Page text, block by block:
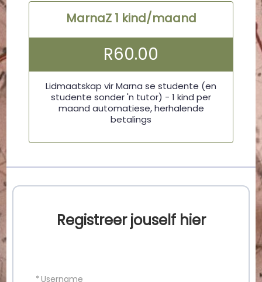
MarnaZ 1 kind/maand
R60.00
Lidmaatskap vir Marna se studente (en
studente sonder 'n tutor) - 1 kind per
maand automatiese, herhalende
betalings
Registreer jouself hier
*Username